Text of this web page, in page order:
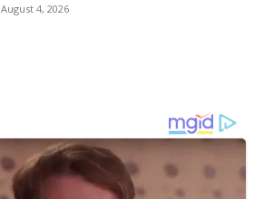
August 4, 2026